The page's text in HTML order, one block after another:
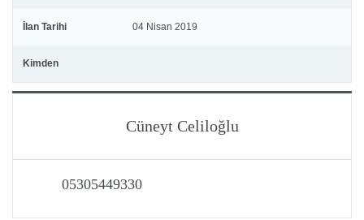
İlan Tarihi 04 Nisan 2019
Kimden
Cüneyt Celiloğlu
05305449330